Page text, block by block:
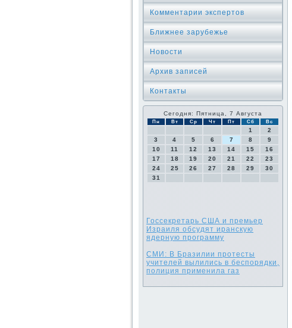
Комментарии экспертов
Ближнее зарубежье
Новости
Архив записей
Контакты
Сегодня: Пятница, 7 Августа
Пн Вт Ср Чт Пт Сб Вс
1
2
3
4 5 6 7 8
9
10
11 12 13 14 15
16
17
18 19 20 21 22
23
24
25 26 27 28 29
30
31
Госсекретарь США и премьер
Израиля обсудят иранскую
ядерную программу
СМИ: В Бразилии протесты
учителей вылились в беспорядки,
полиция применила газ